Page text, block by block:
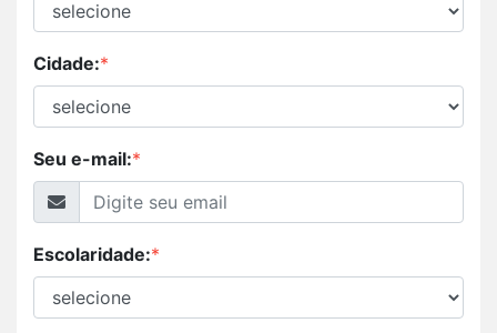
Cidade:*
Seu e-mail:*
Escolaridade:*